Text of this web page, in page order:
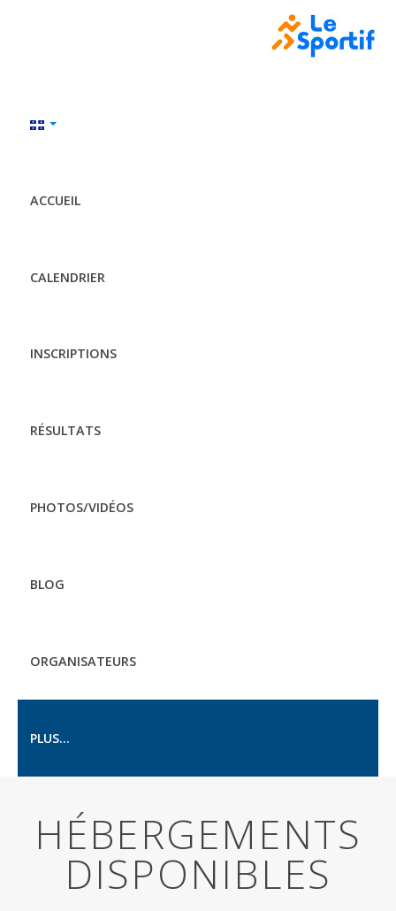
ACCUEIL
CALENDRIER
INSCRIPTIONS
RÉSULTATS
PHOTOS/VIDÉOS
BLOG
ORGANISATEURS
PLUS...
HÉBERGEMENTS
DISPONIBLES